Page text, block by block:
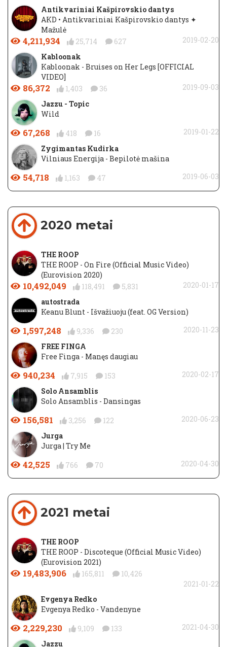
Antikvariniai Kašpirovskio dantys
AKD • Antikvariniai Kašpirovskio dantys ✦
Mažulė
4,211,934 25,714 627
2019-02-20
Kabloonak
Kabloonak - Bruises on Her Legs [OFFICIAL
VIDEO]
86,372 1,403 36
2019-09-03
Jazzu - Topic
Wild
67,268 418 16
2019-01-22
Zygimantas Kudirka
Vilniaus Energija - Bepilotė mašina
54,718 1,163 47 2019-06-03
2020 metai
THE ROOP
THE ROOP - On Fire (Official Music Video)
(Eurovision 2020)
10,492,049 118,491 5,831
2020-01-17
autostrada
Keanu Blunt - Išvažiuoju (feat. OG Version)
1,597,248 9,336 230
2020-11-23
FREE FINGA
Free Finga - Manęs daugiau
940,234 7,915 153
2020-02-17
Solo Ansamblis
Solo Ansamblis - Dansingas
156,581 3,256 122
2020-06-23
Jurga
Jurga | Try Me
42,525 766 70 2020-04-30
2021 metai
THE ROOP
THE ROOP - Discoteque (Official Music Video)
(Eurovision 2021)
19,483,906 165,811
10,426
2021-01-22
Evgenya Redko
Evgenya Redko - Vandenyne
2,229,230 9,109 133
2021-04-30
Jazzu